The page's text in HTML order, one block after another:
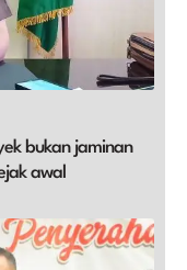
bukan jaminan
awal